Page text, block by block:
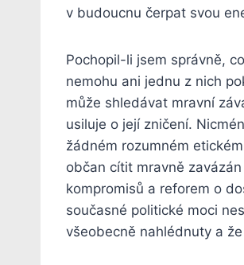
v budoucnu čerpat svou
Pochopil-li jsem správně,
nemohu ani jednu z nich
může shledávat mravní
usiluje o její zničení.
žádném rozumném
občan cítit mravně
kompromisů a reforem o
současné politické moci
všeobecně nahlédnuty a